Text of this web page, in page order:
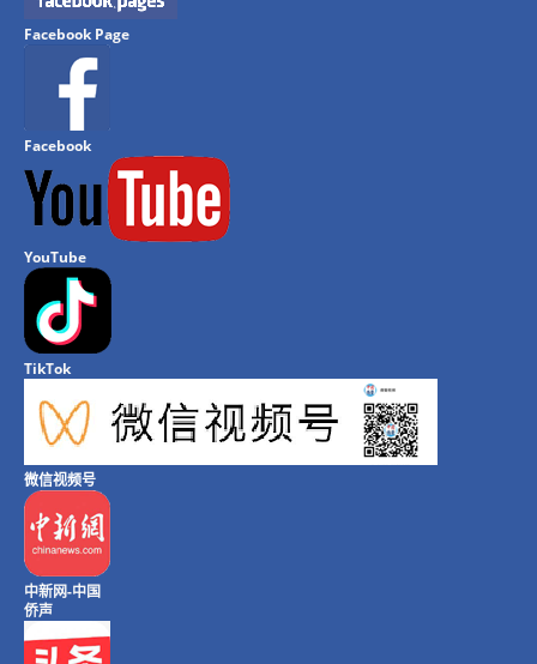
Facebook Page
Facebook
YouTube
TikTok
微信视频号
中新网-中国
侨声